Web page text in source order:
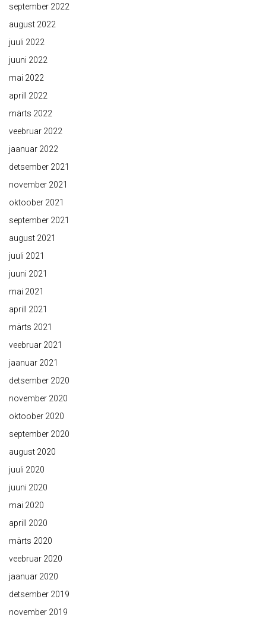
september 2022
august 2022
juuli 2022
juuni 2022
mai 2022
aprill 2022
märts 2022
veebruar 2022
jaanuar 2022
detsember 2021
november 2021
oktoober 2021
september 2021
august 2021
juuli 2021
juuni 2021
mai 2021
aprill 2021
märts 2021
veebruar 2021
jaanuar 2021
detsember 2020
november 2020
oktoober 2020
september 2020
august 2020
juuli 2020
juuni 2020
mai 2020
aprill 2020
märts 2020
veebruar 2020
jaanuar 2020
detsember 2019
november 2019